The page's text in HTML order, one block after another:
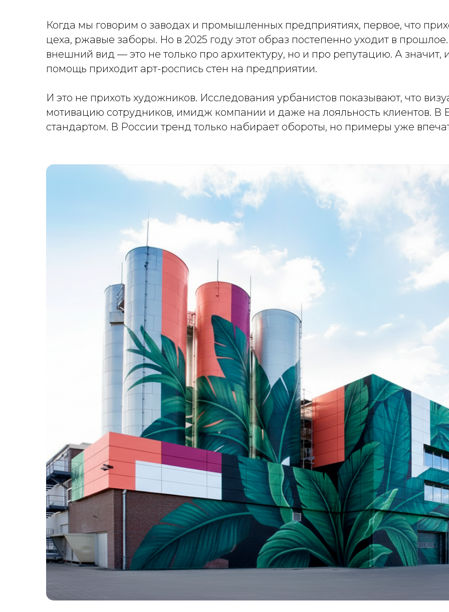
Когда мы говорим о заводах и промышленных предприятиях, первое, что
цеха, ржавые заборы. Но в 2025 году этот образ постепенно уходит в
внешний вид — это не только про архитектуру, но и про репутацию. А
помощь приходит арт-роспись стен на предприятии.
И это не прихоть художников. Исследования урбанистов показывают, что
мотивацию сотрудников, имидж компании и даже на лояльность клиентов. В
стандартом. В России тренд только набирает обороты, но примеры уже